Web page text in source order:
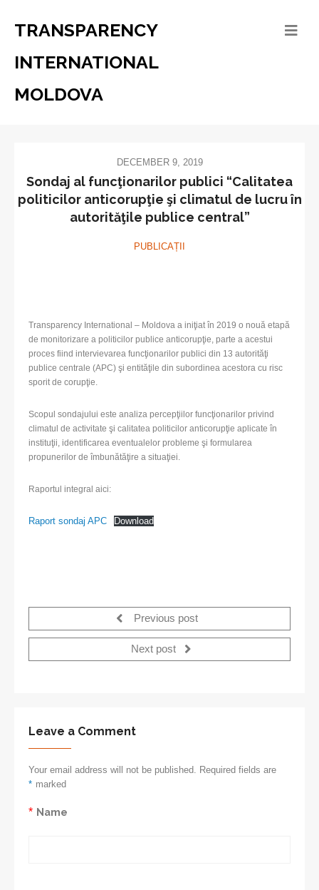
TRANSPARENCY
INTERNATIONAL
MOLDOVA
DECEMBER 9, 2019
Sondaj al funcţionarilor publici “Calitatea
politicilor anticorupţie şi climatul de lucru în
autorităţile publice central”
PUBLICAȚII
Transparency International – Moldova a iniţiat în 2019 o nouă etapă
de monitorizare a politicilor publice anticorupţie, parte a acestui
proces fiind intervievarea funcţionarilor publici din 13 autorităţi
publice centrale (APC) şi entităţile din subordinea acestora cu risc
sporit de corupţie.
Scopul sondajului este analiza percepţiilor funcţionarilor privind
climatul de activitate şi calitatea politicilor anticorupţie aplicate în
instituţii, identificarea eventualelor probleme şi formularea
propunerilor de îmbunătăţire a situaţiei.
Raportul integral aici:
Raport sondaj APC Download
Previous post
Next post
Leave a Comment
Your email address will not be published. Required fields are
marked
*
Name
*